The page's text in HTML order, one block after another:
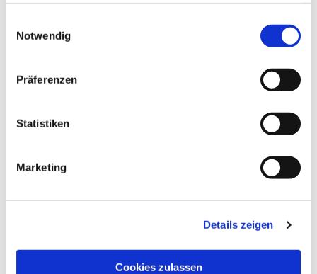
Notwendig
Präferenzen
Statistiken
Marketing
Details zeigen
Cookies zulassen